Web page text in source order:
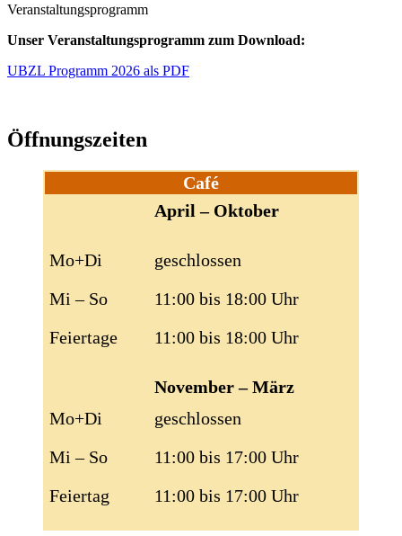
Veranstaltungsprogramm
Unser Veranstaltungsprogramm zum Download:
UBZL Programm 2026 als PDF
Öffnungszeiten
Café
April – Oktober
Mo+Di
Mi – So
Feiertage
geschlossen
11:00 bis 18:00 Uhr
11:00 bis 18:00 Uhr
November – März
Mo+Di
Mi – So
Feiertag
geschlossen
11:00 bis 17:00 Uhr
11:00 bis 17:00 Uhr